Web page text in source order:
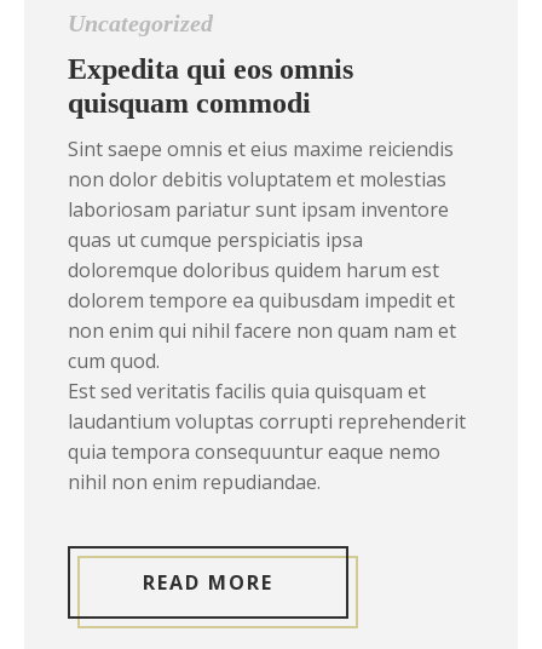
Uncategorized
Expedita qui eos omnis
quisquam commodi
Sint saepe omnis et eius maxime reiciendis
non dolor debitis voluptatem et molestias
laboriosam pariatur sunt ipsam inventore
quas ut cumque perspiciatis ipsa
doloremque doloribus quidem harum est
dolorem tempore ea quibusdam impedit et
non enim qui nihil facere non quam nam et
cum quod.
Est sed veritatis facilis quia quisquam et
laudantium voluptas corrupti reprehenderit
quia tempora consequuntur eaque nemo
nihil non enim repudiandae.
READ MORE